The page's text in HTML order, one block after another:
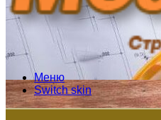
Меню
Switch skin